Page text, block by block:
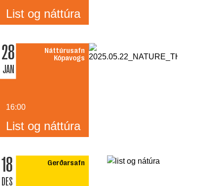
List og náttúra
28
JAN
Náttúrusafn
Kópavogs
16:00
List og náttúra
18
DES
Gerðarsafn